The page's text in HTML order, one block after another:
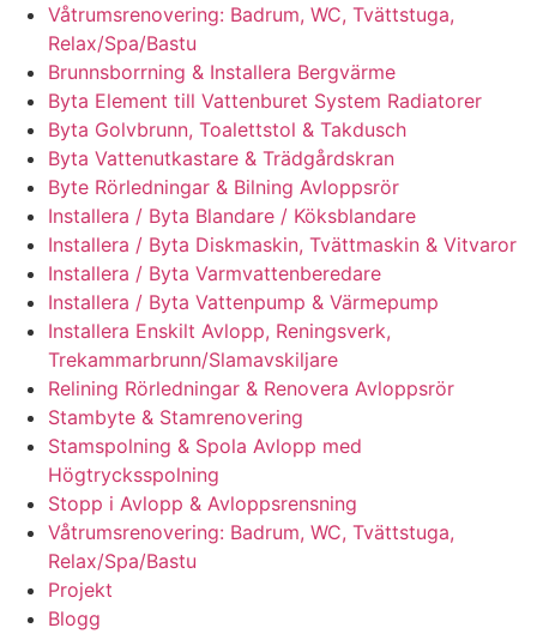
Våtrumsrenovering: Badrum, WC, Tvättstuga,
Relax/Spa/Bastu
Brunnsborrning & Installera Bergvärme
Byta Element till Vattenburet System Radiatorer
Byta Golvbrunn, Toalettstol & Takdusch
Byta Vattenutkastare & Trädgårdskran
Byte Rörledningar & Bilning Avloppsrör
Installera / Byta Blandare / Köksblandare
Installera / Byta Diskmaskin, Tvättmaskin & Vitvaror
Installera / Byta Varmvattenberedare
Installera / Byta Vattenpump & Värmepump
Installera Enskilt Avlopp, Reningsverk,
Trekammarbrunn/Slamavskiljare
Relining Rörledningar & Renovera Avloppsrör
Stambyte & Stamrenovering
Stamspolning & Spola Avlopp med
Högtrycksspolning
Stopp i Avlopp & Avloppsrensning
Våtrumsrenovering: Badrum, WC, Tvättstuga,
Relax/Spa/Bastu
Projekt
Blogg